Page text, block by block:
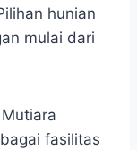
hunian
mulai dari
fasilitas